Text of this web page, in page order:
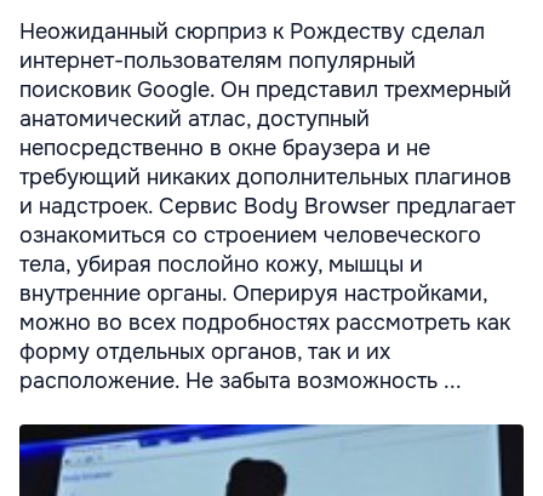
Неожиданный сюрприз к Рождеству сделал
интернет-пользователям популярный
поисковик Google. Он представил трехмерный
анатомический атлас, доступный
непосредственно в окне браузера и не
требующий никаких дополнительных плагинов
и надстроек. Сервис Body Browser предлагает
ознакомиться со строением человеческого
тела, убирая послойно кожу, мышцы и
внутренние органы. Оперируя настройками,
можно во всех подробностях рассмотреть как
форму отдельных органов, так и их
расположение. Не забыта возможность ...